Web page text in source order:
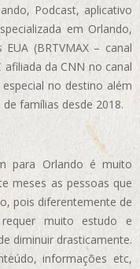
Podcast, aplicativo
em Orlando,
(BRTVMAX – canal
afiliada da CNN no canal
no destino além
famílias desde 2018.
para Orlando é muito
meses as pessoas que
pois diferentemente de
muito estudo e
diminuir drasticamente.
informações etc,